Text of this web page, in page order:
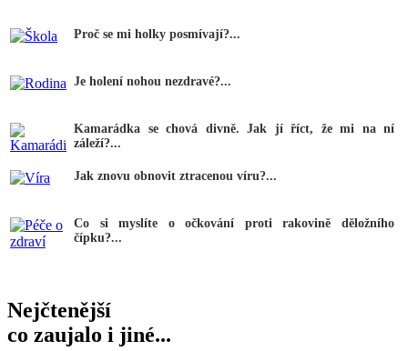
Proč se mi holky posmívají?...
Je holení nohou nezdravé?...
Kamarádka se chová divně. Jak jí říct, že mi na ní
záleží?...
Jak znovu obnovit ztracenou víru?...
Co si myslíte o očkování proti rakovině děložního
čípku?...
Nejčtenější
co zaujalo i jiné...